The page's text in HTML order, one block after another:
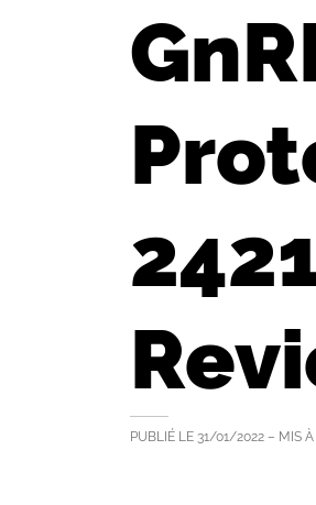
PUBLIÉ LE 31/01/2022 – MIS